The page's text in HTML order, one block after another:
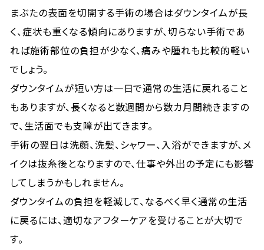
まぶたの表面を切開する手術の場合はダウンタイムが長
く、症状も重くなる傾向にありますが、切らない手術であ
れば施術部位の負担が少なく、痛みや腫れも比較的軽い
でしょう。
ダウンタイムが短い方は一日で通常の生活に戻れること
もありますが、長くなると数週間から数カ月間続きますの
で、生活面でも支障が出てきます。
手術の翌日は洗顔、洗髪、シャワー、入浴ができますが、メ
イクは抜糸後となりますので、仕事や外出の予定にも影響
してしまうかもしれません。
ダウンタイムの負担を軽減して、なるべく早く通常の生活
に戻るには、適切なアフターケアを受けることが大切で
す。